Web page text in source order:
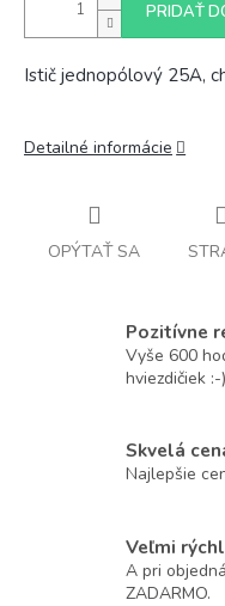
PRIDAŤ
Istič jednopólový 25A,
Detailné informácie
OPÝTAŤ SA
Pozitívne
Vyše 600
hviezdičiek :-)
Skvelá
Najlepšie
Veľmi
A pri
ZADARMO.